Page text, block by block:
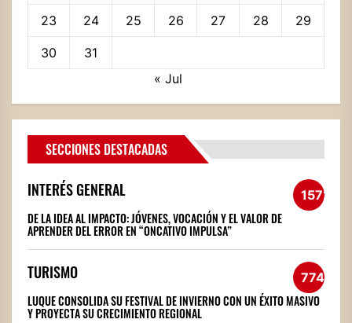
23 24 25 26 27 28 29
30
31
« Jul
SECCIONES DESTACADAS
INTERÉS GENERAL 1572
DE LA IDEA AL IMPACTO: JÓVENES, VOCACIÓN Y EL VALOR DE
APRENDER DEL ERROR EN “ONCATIVO IMPULSA”
TURISMO 774
LUQUE CONSOLIDA SU FESTIVAL DE INVIERNO CON UN ÉXITO MASIVO
Y PROYECTA SU CRECIMIENTO REGIONAL